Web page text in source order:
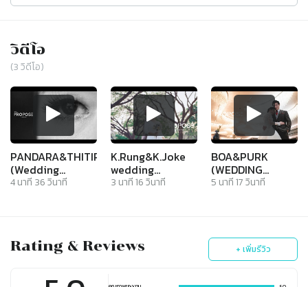
วิดีโอ
(3วิดีโอ)
PANDARA&THITIPOL
(Wedding
Reception)
4นาที 36วินาที
K.Rung&K.Joke
wedding
Reception
3 นาที16วินาที
BOA&PURK
(WEDDING
RECEPTION)
5 นาที17วินาที
Rating & Reviews + เพิ่มรีวิว